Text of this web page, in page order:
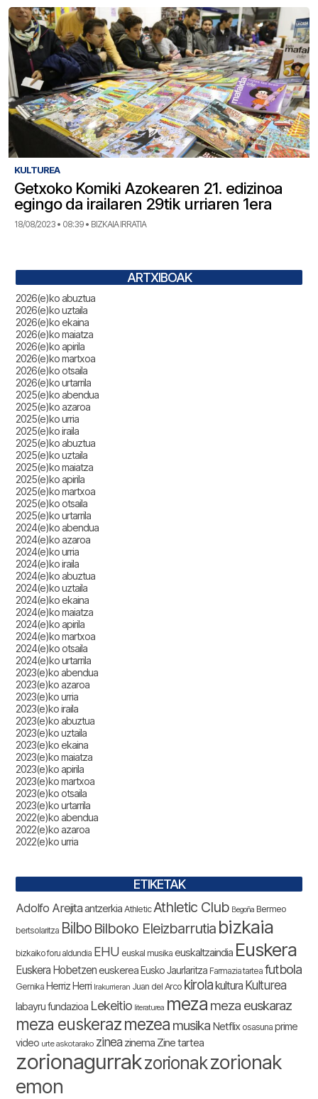
KULTUREA
Getxoko Komiki Azokearen 21. edizinoa
egingo da irailaren 29tik urriaren 1era
18/08/2023 • 08:39 • BIZKAIA IRRATIA
ARTXIBOAK
2026(e)ko abuztua
2026(e)ko uztaila
2026(e)ko ekaina
2026(e)ko maiatza
2026(e)ko apirila
2026(e)ko martxoa
2026(e)ko otsaila
2026(e)ko urtarrila
2025(e)ko abendua
2025(e)ko azaroa
2025(e)ko urria
2025(e)ko iraila
2025(e)ko abuztua
2025(e)ko uztaila
2025(e)ko maiatza
2025(e)ko apirila
2025(e)ko martxoa
2025(e)ko otsaila
2025(e)ko urtarrila
2024(e)ko abendua
2024(e)ko azaroa
2024(e)ko urria
2024(e)ko iraila
2024(e)ko abuztua
2024(e)ko uztaila
2024(e)ko ekaina
2024(e)ko maiatza
2024(e)ko apirila
2024(e)ko martxoa
2024(e)ko otsaila
2024(e)ko urtarrila
2023(e)ko abendua
2023(e)ko azaroa
2023(e)ko urria
2023(e)ko iraila
2023(e)ko abuztua
2023(e)ko uztaila
2023(e)ko ekaina
2023(e)ko maiatza
2023(e)ko apirila
2023(e)ko martxoa
2023(e)ko otsaila
2023(e)ko urtarrila
2022(e)ko abendua
2022(e)ko azaroa
2022(e)ko urria
ETIKETAK
Adolfo Arejitaantzerkia Athletic Athletic Club Begoña Bermeo
bertsolaritza Bilbo Bilboko Eleizbarrutia bizkaia
bizkaiko foru aldundia EHU euskal musika euskaltzaindia Euskera
Euskera Hobetzeneuskerea Eusko Jaurlaritza Farmazia tartea futbola
Gernika Herriz Herri Irakurrieran Juan del Arco kirolakultura Kulturea
labayru fundazioa Lekeitio literaturea meza meza euskaraz
meza euskerazmezea musika Netflix osasuna prime
video urte askotarako zinea zinema Zine tartea
zorionagurrakzorionakzorionak
emon